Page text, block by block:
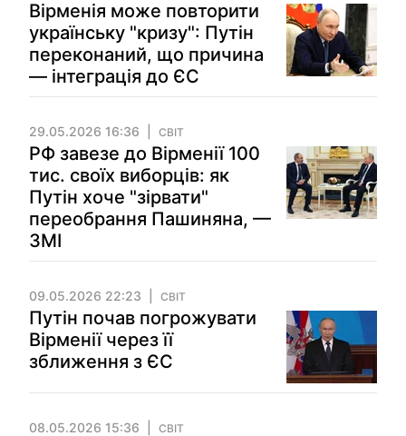
Вірменія може повторити
українську "кризу": Путін
переконаний, що причина
— інтеграція до ЄС
29.05.2026 16:36 СВІТ
РФ завезе до Вірменії 100
тис. своїх виборців: як
Путін хоче "зірвати"
переобрання Пашиняна, —
ЗМІ
09.05.2026 22:23 СВІТ
Путін почав погрожувати
Вірменії через її
зближення з ЄС
08.05.2026 15:36 СВІТ